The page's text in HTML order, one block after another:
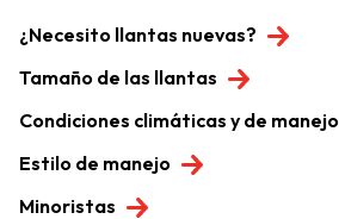
¿Necesito llantas nuevas?
Tamaño de las llantas
Condiciones climáticas y de manejo
Estilo de manejo
Minoristas